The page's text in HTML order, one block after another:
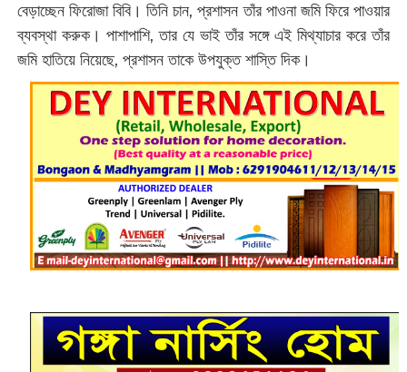
বেড়াচ্ছেন ফিরোজা বিবি। তিনি চান, প্রশাসন তাঁর পাওনা জমি ফিরে পাওয়ার
ব্যবস্থা করুক। পাশাপাশি, তার যে ভাই তাঁর সঙ্গে এই মিথ্যাচার করে তাঁর
জমি হাতিয়ে নিয়েছে, প্রশাসন তাকে উপযুক্ত শাস্তি দিক।